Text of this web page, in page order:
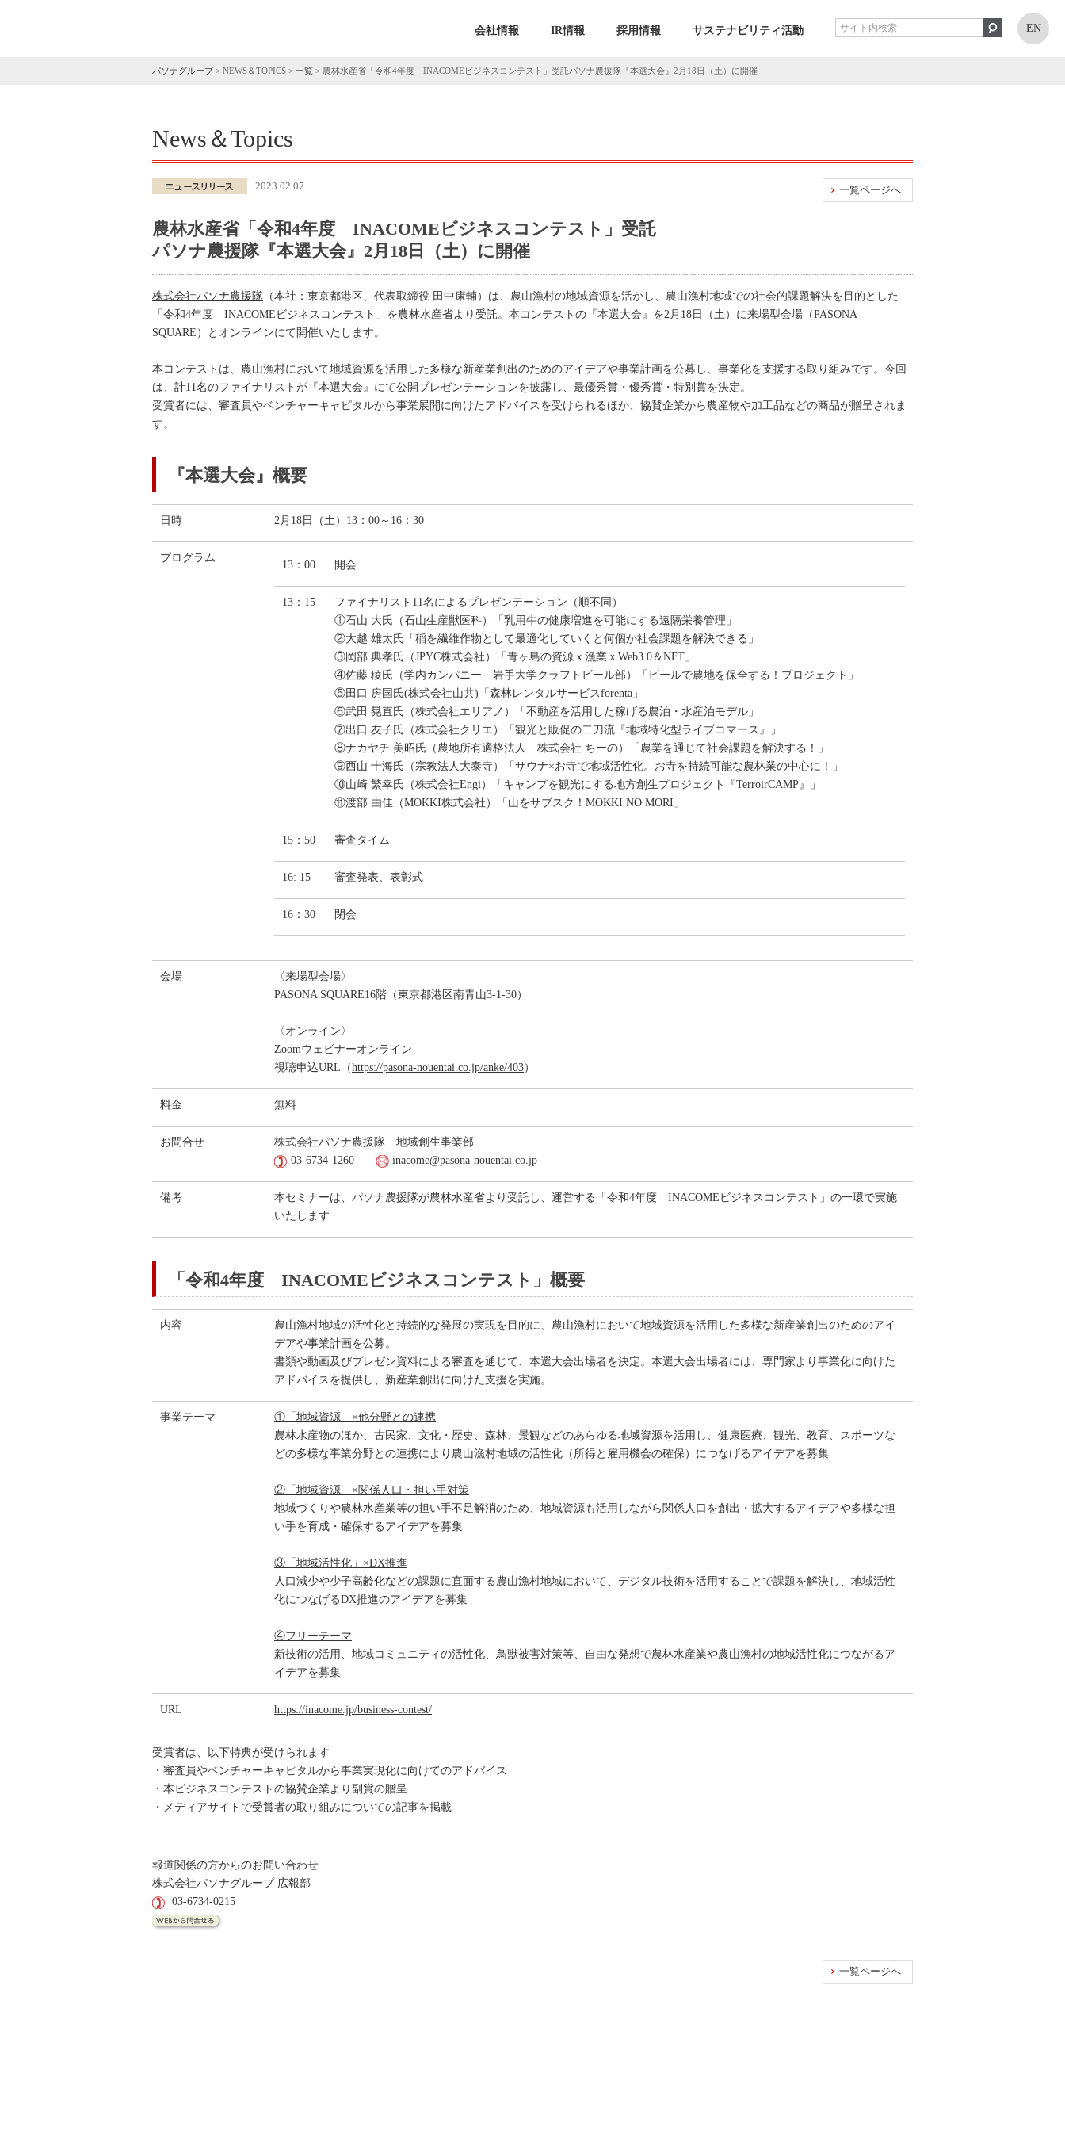
会社情報 IR情報 採用情報 サステナビリティ活動 EN
パソナグループ> NEWS＆TOPICS > 一覧 > 農林水産省「令和4年度 INACOMEビジネスコンテスト」受託パソナ農援隊『本選大会』2月18日（土）に開催
News＆Topics
一覧ページへ
2023.02.07
農林水産省「令和4年度 INACOMEビジネスコンテスト」受託
パソナ農援隊『本選大会』2月18日（土）に開催
株式会社パソナ農援隊 （本社：東京都港区、代表取締役 田中康輔）は、農山漁村の地域資源を活かし、農山漁村地域での社会的課題解決を目的とした
「令和4年度 INACOMEビジネスコンテスト」を農林水産省より受託。本コンテストの『本選大会』を2月18日（土）に来場型会場（PASONA
SQUARE）とオンラインにて開催いたします。
本コンテストは、農山漁村において地域資源を活用した多様な新産業創出のためのアイデアや事業計画を公募し、事業化を支援する取り組みです。今回
は、計11名のファイナリストが『本選大会』にて公開プレゼンテーションを披露し、最優秀賞・優秀賞・特別賞を決定。
受賞者には、審査員やベンチャーキャピタルから事業展開に向けたアドバイスを受けられるほか、協賛企業から農産物や加工品などの商品が贈呈されま
す。
『本選大会』概要
日時 2月18日（土）13：00～16：30
プログラム
13：00 開会
13：15
ファイナリスト11名によるプレゼンテーション（順不同）
①石山 大氏（石山生産獣医科）「乳用牛の健康増進を可能にする遠隔栄養管理」
②大越 雄太氏「稲を繊維作物として最適化していくと何個か社会課題を解決できる」
③岡部 典孝氏（JPYC株式会社）「青ヶ島の資源ｘ漁業ｘWeb3.0＆NFT」
④佐藤 稜氏（学内カンパニー 岩手大学クラフトビール部）「ビールで農地を保全する！プロジェクト」
⑤田口 房国氏(株式会社山共)「森林レンタルサービスforenta」
⑥武田 晃直氏（株式会社エリアノ）「不動産を活用した稼げる農泊・水産泊モデル」
⑦出口 友子氏（株式会社クリエ）「観光と販促の二刀流『地域特化型ライブコマース』」
⑧ナカヤチ 美昭氏（農地所有適格法人 株式会社 ちーの）「農業を通じて社会課題を解決する！」
⑨西山 十海氏（宗教法人大泰寺）「サウナ×お寺で地域活性化。お寺を持続可能な農林業の中心に！」
⑩山崎 繁幸氏（株式会社Engi）「キャンプを観光にする地方創生プロジェクト『TerroirCAMP』」
⑪渡部 由佳（MOKKI株式会社）「山をサブスク！MOKKI NO MORI」
15：50 審査タイム
16: 15 審査発表、表彰式
16：30 閉会
会場
〈来場型会場〉
PASONA SQUARE16階（東京都港区南青山3-1-30）
〈オンライン〉
Zoomウェビナーオンライン
視聴申込URL（https://pasona-nouentai.co.jp/anke/403）
料金 無料
お問合せ
株式会社パソナ農援隊 地域創生事業部
03-6734-1260
inacome@pasona-nouentai.co.jp
備考
本セミナーは、パソナ農援隊が農林水産省より受託し、運営する「令和4年度 INACOMEビジネスコンテスト」の一環で実施
いたします
「令和4年度 INACOMEビジネスコンテスト」概要
内容
農山漁村地域の活性化と持続的な発展の実現を目的に、農山漁村において地域資源を活用した多様な新産業創出のためのアイ
デアや事業計画を公募。
書類や動画及びプレゼン資料による審査を通じて、本選大会出場者を決定。本選大会出場者には、専門家より事業化に向けた
アドバイスを提供し、新産業創出に向けた支援を実施。
事業テーマ
①「地域資源」×他分野との連携
農林水産物のほか、古民家、文化・歴史、森林、景観などのあらゆる地域資源を活用し、健康医療、観光、教育、スポーツな
どの多様な事業分野との連携により農山漁村地域の活性化（所得と雇用機会の確保）につなげるアイデアを募集
②「地域資源」×関係人口・担い手対策
地域づくりや農林水産業等の担い手不足解消のため、地域資源も活用しながら関係人口を創出・拡大するアイデアや多様な担
い手を育成・確保するアイデアを募集
③「地域活性化」×DX推進
人口減少や少子高齢化などの課題に直面する農山漁村地域において、デジタル技術を活用することで課題を解決し、地域活性
化につなげるDX推進のアイデアを募集
④フリーテーマ
新技術の活用、地域コミュニティの活性化、鳥獣被害対策等、自由な発想で農林水産業や農山漁村の地域活性化につながるア
イデアを募集
URL https://inacome.jp/business-contest/
受賞者は、以下特典が受けられます
・審査員やベンチャーキャピタルから事業実現化に向けてのアドバイス
・本ビジネスコンテストの協賛企業より副賞の贈呈
・メディアサイトで受賞者の取り組みについての記事を掲載
報道関係の方からのお問い合わせ
株式会社パソナグループ 広報部
03-6734-0215
一覧ページへ